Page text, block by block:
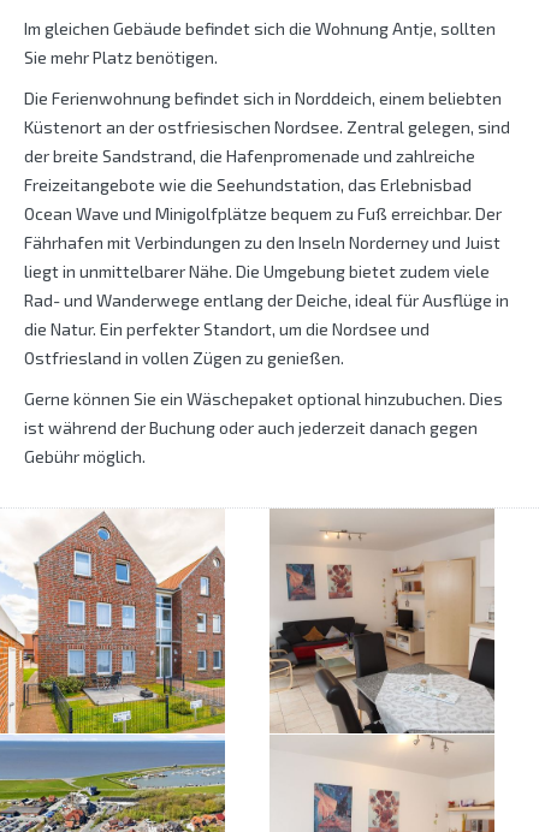
Im gleichen Gebäude befindet sich die Wohnung Antje, sollten
Sie mehr Platz benötigen.
Die Ferienwohnung befindet sich in Norddeich, einem beliebten
Küstenort an der ostfriesischen Nordsee. Zentral gelegen, sind
der breite Sandstrand, die Hafenpromenade und zahlreiche
Freizeitangebote wie die Seehundstation, das Erlebnisbad
Ocean Wave und Minigolfplätze bequem zu Fuß erreichbar. Der
Fährhafen mit Verbindungen zu den Inseln Norderney und Juist
liegt in unmittelbarer Nähe. Die Umgebung bietet zudem viele
Rad- und Wanderwege entlang der Deiche, ideal für Ausflüge in
die Natur. Ein perfekter Standort, um die Nordsee und
Ostfriesland in vollen Zügen zu genießen.
Gerne können Sie ein Wäschepaket optional hinzubuchen. Dies
ist während der Buchung oder auch jederzeit danach gegen
Gebühr möglich.